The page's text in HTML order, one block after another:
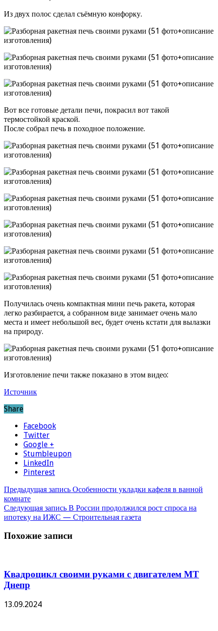
Из двух полос сделал съёмную конфорку.
Вот все готовые детали печи, покрасил вот такой
термостойкой краской.
После собрал печь в походное положение.
Получилась очень компактная мини печь ракета, которая
легко разбирается, а собранном виде занимает очень мало
места и имеет небольшой вес, будет очень кстати для вылазки
на природу.
Изготовление печи также показано в этом видео:
Источник
Share
Facebook
Twitter
Google +
Stumbleupon
LinkedIn
Pinterest
Предыдущая запись Особенности укладки кафеля в ванной
комнате
Следующая запись В России продолжился рост спроса на
ипотеку на ИЖС — Строительная газета
Похожие записи
Квадроцикл своими руками с двигателем МТ
Днепр
13.09.2024